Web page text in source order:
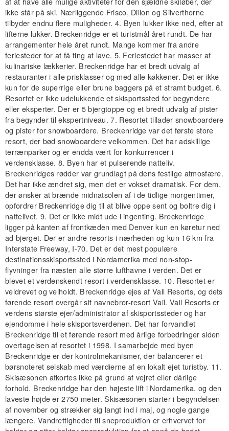
ikke står på ski. Nærliggende Frisco, Dillon og Silverthorne
tilbyder endnu flere muligheder. 4. Byen lukker ikke ned, efter at
lifterne lukker. Breckenridge er et turistmål året rundt. De har
arrangementer hele året rundt. Mange kommer fra andre
feriesteder for at få ting at lave. 5. Feriestedet har masser af
kulinariske lækkerier. Breckenridge har et bredt udvalg af
restauranter i alle prisklasser og med alle køkkener. Det er ikke
kun for de superrige eller brune baggers på et stramt budget. 6.
Resortet er ikke udelukkende et skisportssted for begyndere
eller eksperter. Der er 5 bjergtoppe og et bredt udvalg af pister
fra begynder til ekspertniveau. 7. Resortet tillader snowboardere
og pister for snowboardere. Breckenridge var det første store
resort, der bød snowboardere velkommen. Det har adskillige
terrænparker og er endda vært for konkurrencer i
verdensklasse. 8. Byen har et pulserende natteliv.
Breckenridges rødder var grundlagt på dens festlige atmosfære.
Det har ikke ændret sig, men det er vokset dramatisk. For dem,
der ønsker at brænde midnatsolen af ​​i de tidlige morgentimer,
opfordrer Breckenridge dig til at blive oppe sent og boltre dig i
nattelivet. 9. Det er ikke midt ude i ingenting. Breckenridge
ligger på kanten af ​​​​frontkæden med Denver kun en køretur ned
ad bjerget. Der er andre resorts i nærheden og kun 16 km fra
Interstate Freeway, I-70. Det er det mest populære
destinationsskisportssted i Nordamerika med non-stop-
flyvninger fra næsten alle større lufthavne i verden. Det er
blevet et verdenskendt resort i verdensklasse. 10. Resortet er
veldrevet og velholdt. Breckenridge ejes af Vail Resorts, og dets
førende resort overgår sit navnebror-resort Vail. Vail Resorts er
verdens største ejer/administrator af skisportssteder og har
ejendomme i hele skisportsverdenen. Det har forvandlet
Breckenridge til et førende resort med årlige forbedringer siden
overtagelsen af ​​resortet i 1998. I samarbejde med byen
Breckenridge er der kontrolmekanismer, der balancerer et
børsnoteret selskab med værdierne af en lokalt ejet turistby. 11.
Skisæsonen afkortes ikke på grund af vejret eller dårlige
forhold. Breckenridge har den højeste lift i Nordamerika, og den
laveste højde er 2750 meter. Skisæsonen starter i begyndelsen
af ​​november og strækker sig langt ind i maj, og nogle gange
længere. Vandrettigheder til sneproduktion er erhvervet for